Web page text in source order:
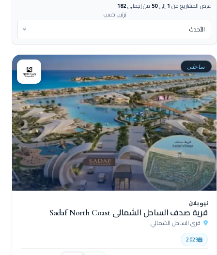
عرض المشاريع من1إلى50من إجمالي182
ترتيب حسب:
ساحلي
نيو بلان
قرية صدف الساحل الشمالي Sadaf North Coast
قرى الساحل الشمالي
2029